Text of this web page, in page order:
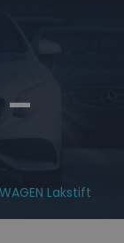
Lakstift